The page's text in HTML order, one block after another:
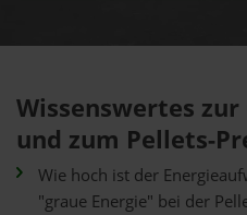
Wissenswertes
und zum Pellets-
Wie hoch ist der
"graue Energie" bei der